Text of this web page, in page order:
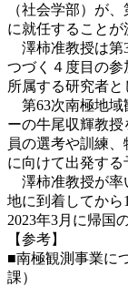
（社会学部）が
に就任することが
澤柿准教授は第
つづく４度目の参
所属する研究者と
第63次南極地域
ーの牛尾収輝教
員の選考や訓練
に向けて出発する
澤柿准教授が率
地に到着してから
2023年3月に帰国
【参考】
■南極観測事業に
課）